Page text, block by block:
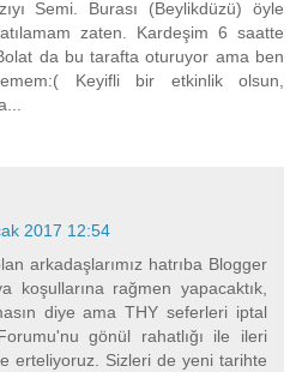
Semi. Burası (Beylikdüzü) öyle
zaten. Kardeşim 6 saatte
da bu tarafta oturuyor ama ben
Keyifli bir etkinlik olsun,
2017 12:54
arkadaşlarımız hatrıba Blogger
koşullarına rağmen yapacaktık,
diye ama THY seferleri iptal
gönül rahatlığı ile ileri
erteliyoruz. Sizleri de yeni tarihte